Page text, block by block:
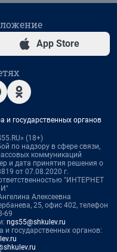
App Store
и государственных органов
(18+)
по надзору в сфере связи,
коммуникаций
и дата принятия решения о
от 07.08.2020 г.
"ИНТЕРНЕТ
Алексеевна
25, офис 402, телефон
69
ngs55@shkulev.ru
государственных органов: